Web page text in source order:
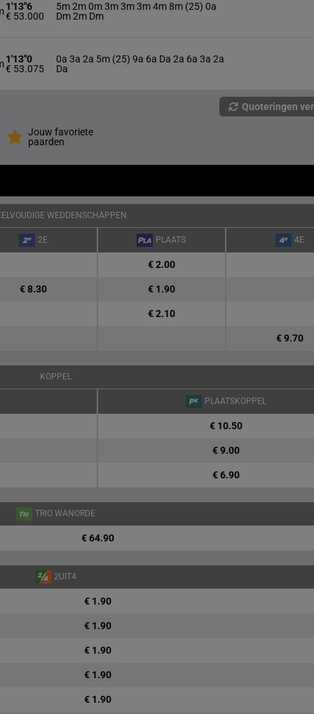
1'13"6
€ 53.000
5m 2m 0m 3m 3m 3m 4m 8m (25) 0a
Dm 2m Dm
1'13"0
€ 53.075
0a 3a 2a 5m (25) 9a 6a Da 2a 6a 3a 2a
Da
Quoteringen
Jouw favoriete
paarden
WEDDENSCHAPPEN
2E PLAATS 4E
€ 2.00
€ 8.30 € 1.90
€ 2.10
€ 9.70
KOPPEL
PLAATSKOPPEL
€ 10.50
€ 9.00
€ 6.90
TRIO WANORDE
€ 64.90
2UIT4
€ 1.90
€ 1.90
€ 1.90
€ 1.90
€ 1.90